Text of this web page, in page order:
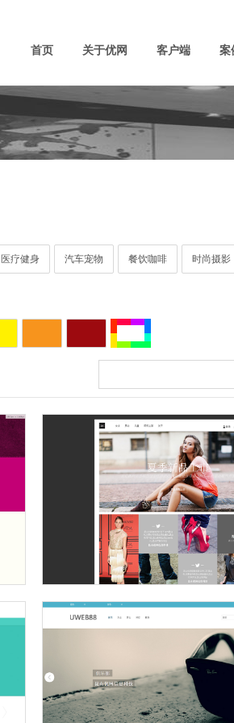
首页 关于优网 客户端 案
医疗健身 汽车宠物 餐饮咖啡 时尚摄影